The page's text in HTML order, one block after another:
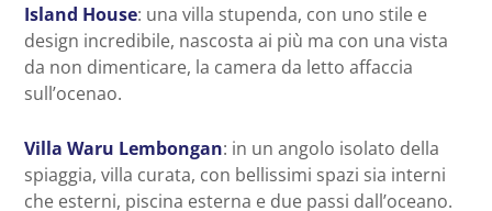
Island House: una villa stupenda, con uno stile e
design incredibile, nascosta ai più ma con una vista
da non dimenticare, la camera da letto affaccia
sull’ocenao.
Villa Waru Lembongan: in un angolo isolato della
spiaggia, villa curata, con bellissimi spazi sia interni
che esterni, piscina esterna e due passi dall’oceano.